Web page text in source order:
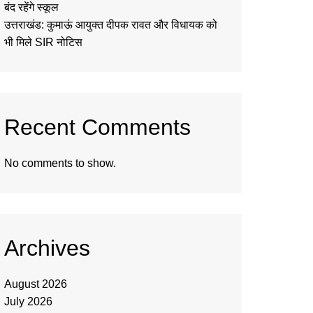
बंद रहेंगे स्कूल
उत्तराखंड: कुमाऊं आयुक्त दीपक रावत और विधायक को
भी मिले SIR नोटिस
Recent Comments
No comments to show.
Archives
August 2026
July 2026